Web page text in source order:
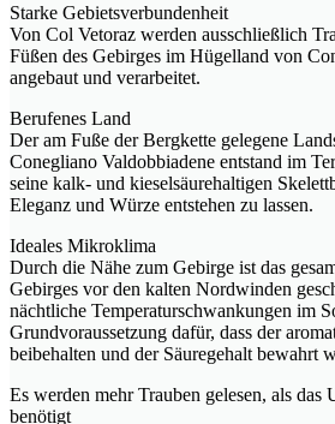
Starke Gebietsverbundenheit
Von Col Vetoraz werden ausschließlich
Füßen des Gebirges im Hügelland von
angebaut und verarbeitet.
Berufenes Land
Der am Fuße der Bergkette gelegene
Conegliano Valdobbiadene entstand im
seine kalk- und kieselsäurehaltigen
Eleganz und Würze entstehen zu lassen.
Ideales Mikroklima
Durch die Nähe zum Gebirge ist das
Gebirges vor den kalten Nordwinden
nächtliche Temperaturschwankungen im
Grundvoraussetzung dafür, dass der
beibehalten und der Säuregehalt bewahrt
Es werden mehr Trauben gelesen, als das
benötigt